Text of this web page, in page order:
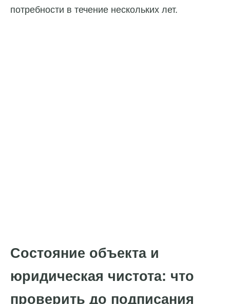
потребности в течение нескольких лет.
Состояние объекта и
юридическая чистота: что
проверить до подписания